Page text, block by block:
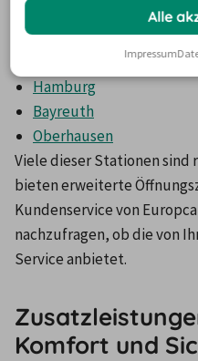
Berlin
Hamburg
Bayreuth
Oberhausen
Viele dieser Stationen
bieten erweiterte
Kundenservice von
nachzufragen, ob die von
Service anbietet.
Komfort und
Alle
Impressum